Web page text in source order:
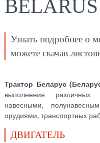
Узнать подробнее о
можете скачав
Трактор Беларус
выполнения различных
навесными,
орудиями, транспортных
ДВИГАТЕЛЬ